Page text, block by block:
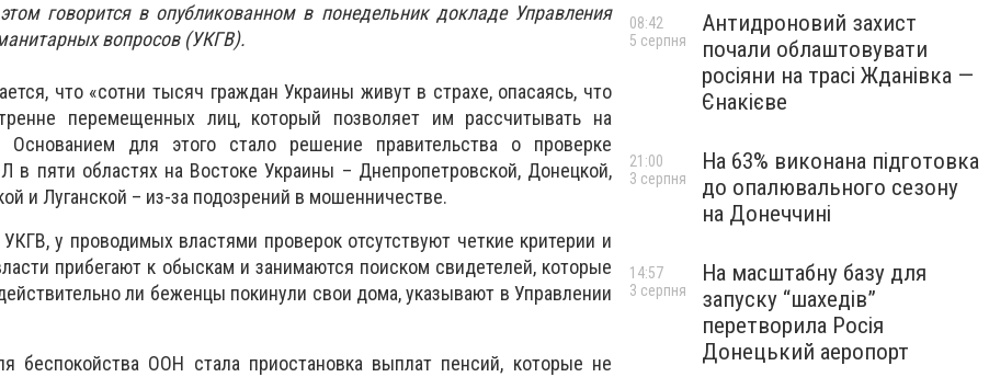
говорится в опубликованном в понедельник докладе Управления
вопросов (УКГВ).
что «сотни тысяч граждан Украины живут в страхе, опасаясь, что
перемещенных лиц, который позволяет им рассчитывать на
Основанием для этого стало решение правительства о проверке
в пяти областях на Востоке Украины – Днепропетровской, Донецкой,
и Луганской – из-за подозрений в мошенничестве.
у проводимых властями проверок отсутствуют четкие критерии и
прибегают к обыскам и занимаются поиском свидетелей, которые
ли беженцы покинули свои дома, указывают в Управлении
беспокойства ООН стала приостановка выплат пенсий, которые не
Антидроновий захист
почали облаштовувати
росіяни на трасі Жданівка —
Єнакієве
08:42
5 серпня
На 63% виконана підготовка
до опалювального сезону
на Донеччині
21:00
3 серпня
На масштабну базу для
запуску “шахедів”
перетворила Росія
Донецький аеропорт
14:57
3 серпня